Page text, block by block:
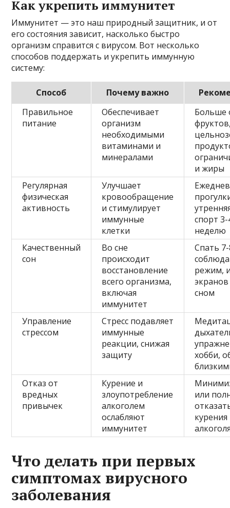
Как укрепить иммунитет
Иммунитет — это наш природный защитник, и от
его состояния зависит, насколько быстро
организм справится с вирусом. Вот несколько
способов поддержать и укрепить иммунную
систему:
Способ Почему важно
Правильное
питание
Обеспечивает
организм
необходимыми
витаминами и
минералами
Больше
и жиры
Регулярная
физическая
активность
Улучшает
кровообращение
и стимулирует
иммунные
клетки
спорт
неделю
Качественный
сон
Во сне
происходит
восстановление
всего организма,
включая
иммунитет
Спать
режим,
сном
Управление
стрессом
Стресс подавляет
иммунные
реакции, снижая
защиту
хобби,
Отказ от
вредных
привычек
Курение и
злоупотребление
алкоголем
ослабляют
иммунитет
или
курения
Что делать при первых
симптомах вирусного
заболевания